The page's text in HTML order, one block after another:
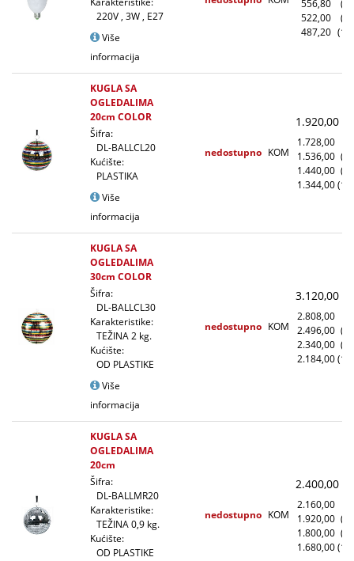
220V , 3W , E27
Više
informacija
556,80
522,00
487,20
KUGLA SA
OGLEDALIMA
20cm COLOR
Šifra:
DL-BALLCL20
Kućište:
PLASTIKA
Više
informacija
nedostupno KOM
1.920,00
1.728,00
1.536,00
1.440,00
1.344,00
KUGLA SA
OGLEDALIMA
30cm COLOR
Šifra:
DL-BALLCL30
Karakteristike:
TEŽINA 2 kg.
Kućište:
OD PLASTIKE
Više
informacija
nedostupno KOM
3.120,00
2.808,00
2.496,00
2.340,00
2.184,00
KUGLA SA
OGLEDALIMA
20cm
Šifra:
DL-BALLMR20
Karakteristike:
TEŽINA 0,9 kg.
Kućište:
OD PLASTIKE
nedostupno KOM
2.400,00
2.160,00
1.920,00
1.800,00
1.680,00